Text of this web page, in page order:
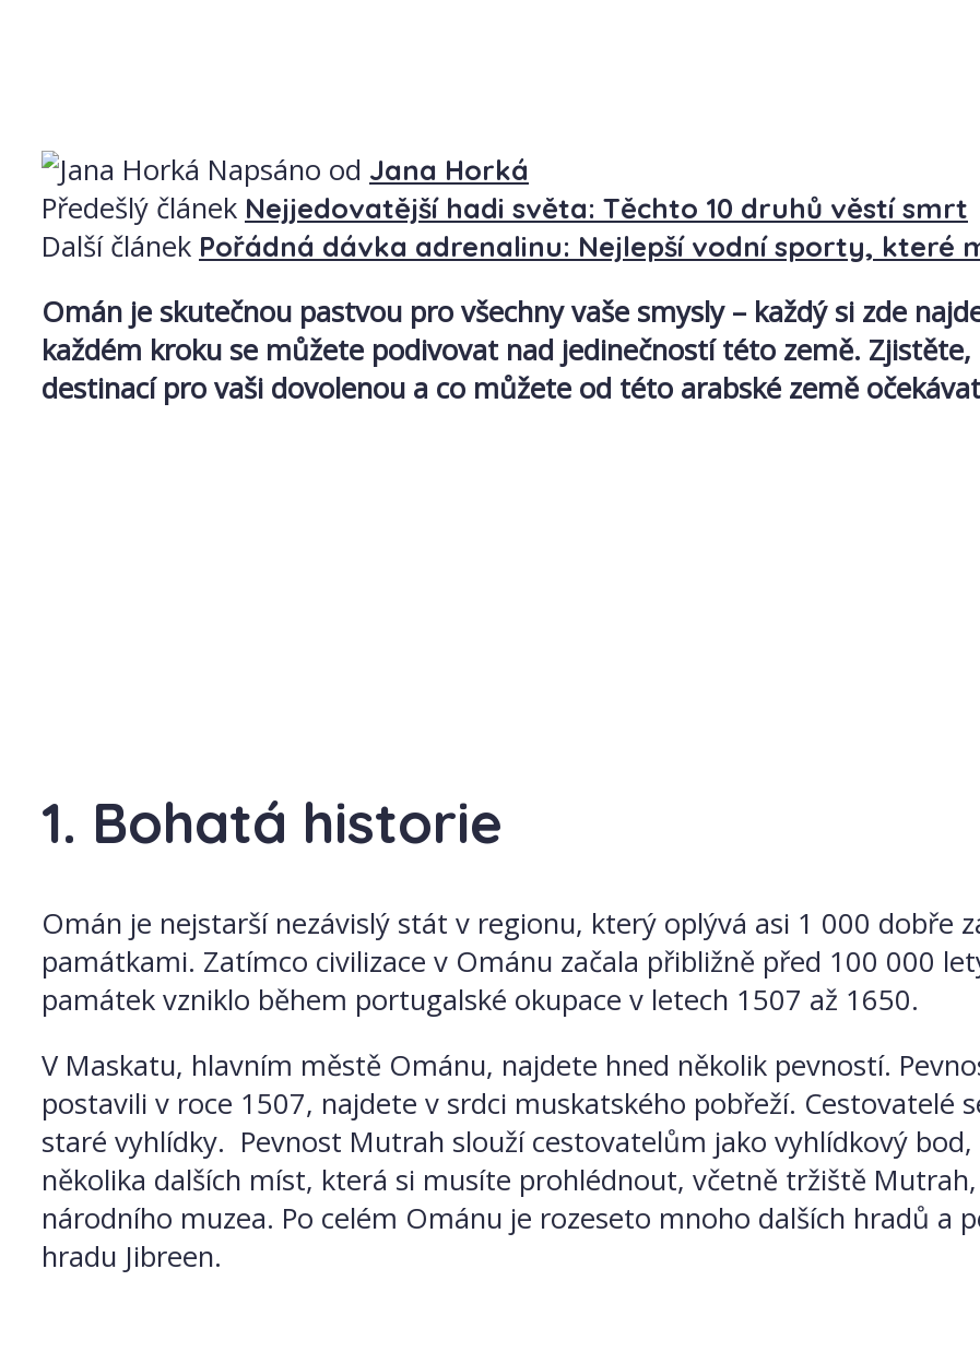
Napsáno od Jana Horká
Předešlý článek Nejjedovatější hadi světa: Těchto 10 druhů věstí smrt
Další článek Pořádná dávka adrenalinu: Nejlepší vodní sporty, které
Omán je skutečnou pastvou pro všechny vaše smysly – každý si zde
každém kroku se můžete podivovat nad jedinečností této země.
destinací pro vaši dovolenou a co můžete od této arabské země
1. Bohatá historie
Omán je nejstarší nezávislý stát v regionu, který oplývá asi 1 000 dobře
památkami. Zatímco civilizace v Ománu začala přibližně před 100 000
památek vzniklo během portugalské okupace v letech 1507 až 1650.
V Maskatu, hlavním městě Ománu, najdete hned několik pevností.
postavili v roce 1507, najdete v srdci muskatského pobřeží. Cestovatelé
staré vyhlídky. Pevnost Mutrah slouží cestovatelům jako vyhlídkový
několika dalších míst, která si musíte prohlédnout, včetně tržiště
národního muzea. Po celém Ománu je rozeseto mnoho dalších hradů a
hradu Jibreen.